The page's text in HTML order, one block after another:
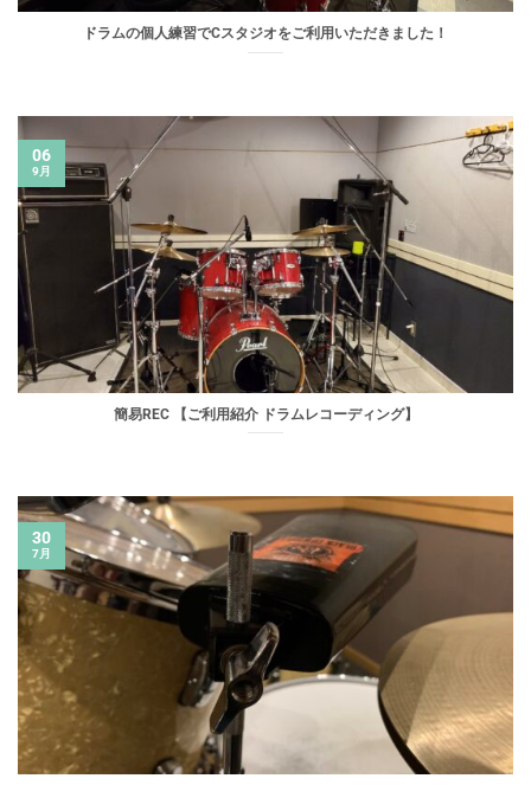
ドラムの個人練習でCスタジオをご利用いただきました！
簡易REC 【ご利用紹介 ドラムレコーディング】
06
9月
30
7月